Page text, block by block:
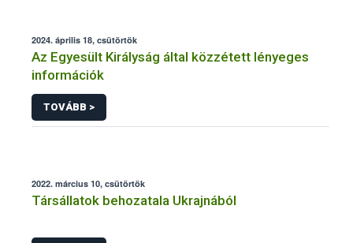
2024. április 18, csütörtök
Az Egyesült Királyság által közzétett lényeges
információk
TOVÁBB >
2022. március 10, csütörtök
Társállatok behozatala Ukrajnából